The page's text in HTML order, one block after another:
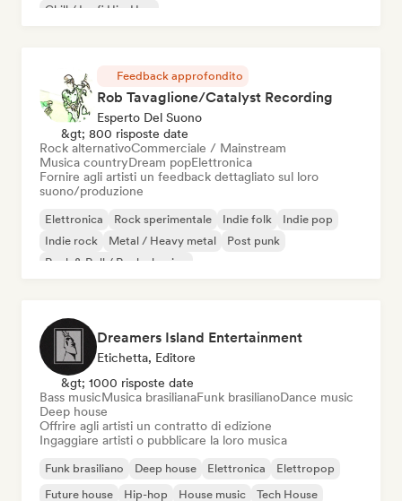
Chill / Lo-fi Hip-Hop
Feedback approfondito
Rob Tavaglione/Catalyst Recording
Esperto Del Suono
&gt; 800 risposte date
Rock alternativoCommerciale / Mainstream
Musica countryDream popElettronica
Fornire agli artisti un feedback dettagliato sul loro
suono/produzione
Elettronica Rock sperimentale Indie folk
Indie pop
Indie rock
Metal / Heavy metal
Post punk
Rock & Roll / Rock classico
Dreamers Island Entertainment
Etichetta, Editore
&gt; 1000 risposte date
Bass musicMusica brasilianaFunk brasilianoDance music
Deep house
Offrire agli artisti un contratto di edizione
Ingaggiare artisti o pubblicare la loro musica
Funk brasiliano Deep house Elettronica
Elettropop
Future house
Hip-hop House music Tech House